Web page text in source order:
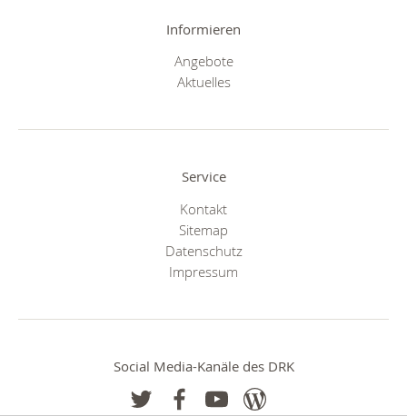
Informieren
Angebote
Aktuelles
Service
Kontakt
Sitemap
Datenschutz
Impressum
Social Media-Kanäle des DRK